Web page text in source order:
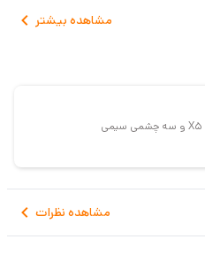
مشاهده بیشتر
مشاهده نظرات